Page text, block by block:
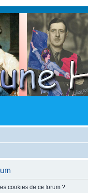
cookies de ce forum ?